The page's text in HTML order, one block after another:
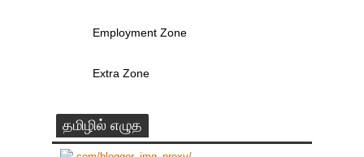
Employment Zone
Extra Zone
தமிழில் எழுத